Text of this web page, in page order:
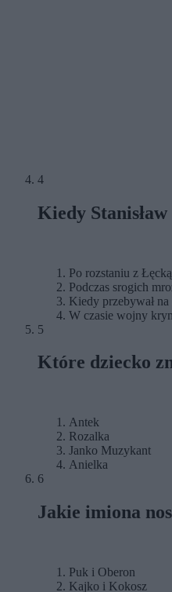
4
Kiedy
Po rozstaniu z
Podczas srogich
Kiedy przebywał na
W czasie wojny
5
Które dziecko
Antek
Rozalka
Janko Muzykant
Anielka
6
Jakie imiona
Puk i Oberon
Kajko i Kokosz